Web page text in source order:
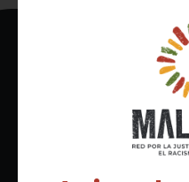
Inscríbete al boletín